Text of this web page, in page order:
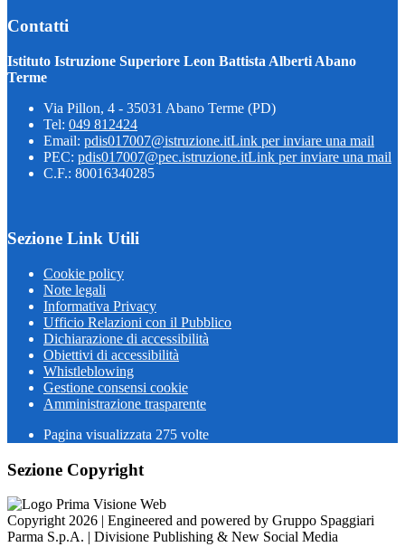
Contatti
Istituto Istruzione Superiore Leon Battista Alberti Abano
Terme
Via Pillon, 4 - 35031 Abano Terme (PD)
Tel: 049 812424
Email: pdis017007@istruzione.itLink per inviare una mail
PEC: pdis017007@pec.istruzione.itLink per inviare una mail
C.F.: 80016340285
Sezione Link Utili
Cookie policy
Note legali
Informativa Privacy
Ufficio Relazioni con il Pubblico
Dichiarazione di accessibilità
Obiettivi di accessibilità
Whistleblowing
Gestione consensi cookie
Amministrazione trasparente
Pagina visualizzata 275 volte
Sezione Copyright
Copyright 2026 | Engineered and powered by Gruppo Spaggiari
Parma S.p.A. | Divisione Publishing & New Social Media